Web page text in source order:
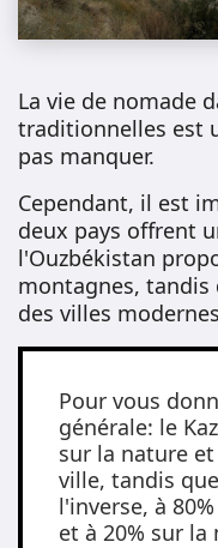
La vie de nomade
traditionnelles est
pas manquer.
Cependant, il est
deux pays offrent
l'Ouzbékistan
montagnes, tandis
des villes
Pour vous
générale: le
sur la nature
ville, tandis
l'inverse, à
et à 20% sur la